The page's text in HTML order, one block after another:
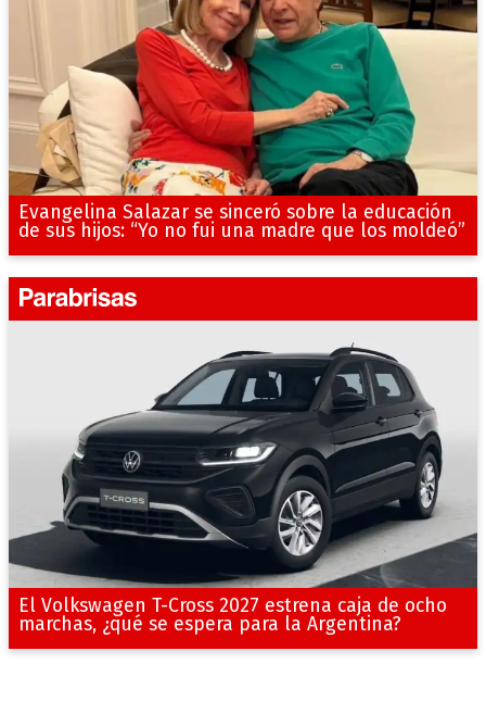
Evangelina Salazar se sinceró sobre la educación
de sus hijos: “Yo no fui una madre que los moldeó”
El Volkswagen T-Cross 2027 estrena caja de ocho
marchas, ¿qué se espera para la Argentina?